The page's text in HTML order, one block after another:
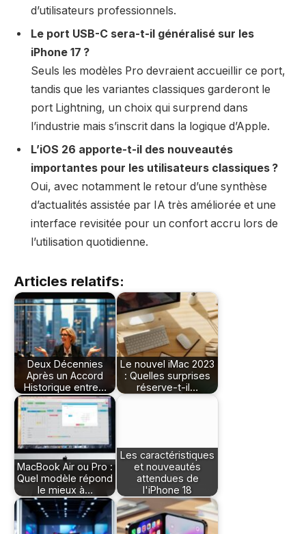
d’utilisateurs professionnels.
Le port USB-C sera-t-il généralisé sur les
iPhone 17 ?
Seuls les modèles Pro devraient accueillir ce port,
tandis que les variantes classiques garderont le
port Lightning, un choix qui surprend dans
l’industrie mais s’inscrit dans la logique d’Apple.
L’iOS 26 apporte-t-il des nouveautés
importantes pour les utilisateurs classiques ?
Oui, avec notamment le retour d’une synthèse
d’actualités assistée par IA très améliorée et une
interface revisitée pour un confort accru lors de
l’utilisation quotidienne.
Articles relatifs:
Deux Décennies
Après un Accord
Historique entre…
Le nouvel iMac 2023
: Quelles surprises
réserve-t-il…
MacBook Air ou Pro :
Quel modèle répond
le mieux à…
Les caractéristiques
et nouveautés
attendues de
l'iPhone 18